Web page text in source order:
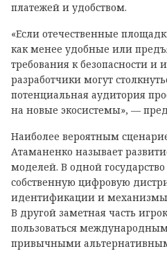
платежей и удобством.
«Если отечественные
как менее удобные или
требования к безопасности и
разработчики могут
потенциальная аудитория
на новые экосистемы», —
Наиболее вероятным
Атаманенко называет
моделей. В одной государство
собственную цифровую
идентификации и механизмы
В другой заметная часть
пользоваться
привычными